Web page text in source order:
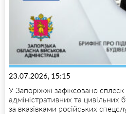
23.07.2026, 15:15
У Запоріжжі зафіксовано сплеск
адміністративних та цивільних
за вказівками російських